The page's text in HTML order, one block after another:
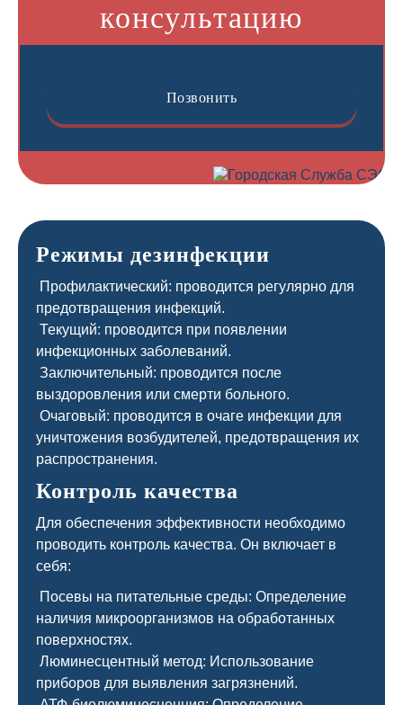
консультацию
Позвонить
Режимы дезинфекции
Профилактический: проводится регулярно для
предотвращения инфекций.
Текущий: проводится при появлении
инфекционных заболеваний.
Заключительный: проводится после
выздоровления или смерти больного.
Очаговый: проводится в очаге инфекции для
уничтожения возбудителей, предотвращения их
распространения.
Контроль качества
Для обеспечения эффективности необходимо
проводить контроль качества. Он включает в
себя:
Посевы на питательные среды: Определение
наличия микроорганизмов на обработанных
поверхностях.
Люминесцентный метод: Использование
приборов для выявления загрязнений.